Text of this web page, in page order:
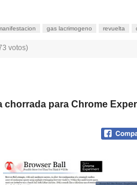
gas lacrimogeno revuelta
votos)
chorrada para Chrome